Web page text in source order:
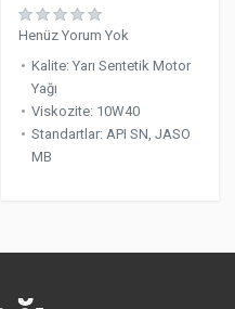
Henüz Yorum Yok
Kalite: Yarı Sentetik Motor
Yağı
Viskozite: 10W40
Standartlar: API SN, JASO
MB